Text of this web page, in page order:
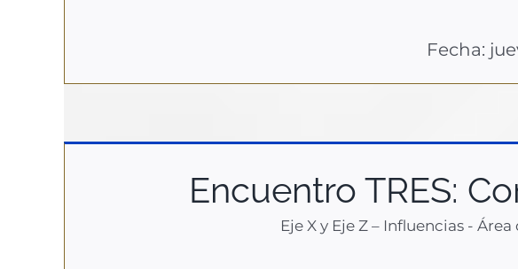
Fecha:
Encuentro TRES:
Eje X y Eje Z – Influencias -